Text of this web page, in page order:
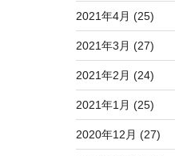
2021年4月 (25)
2021年3月 (27)
2021年2月 (24)
2021年1月 (25)
2020年12月 (27)